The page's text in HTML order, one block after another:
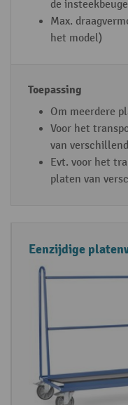
de
Max.
het model)
Om meerdere
Voor het
van
Evt. voor het
platen van
Eenzijdige